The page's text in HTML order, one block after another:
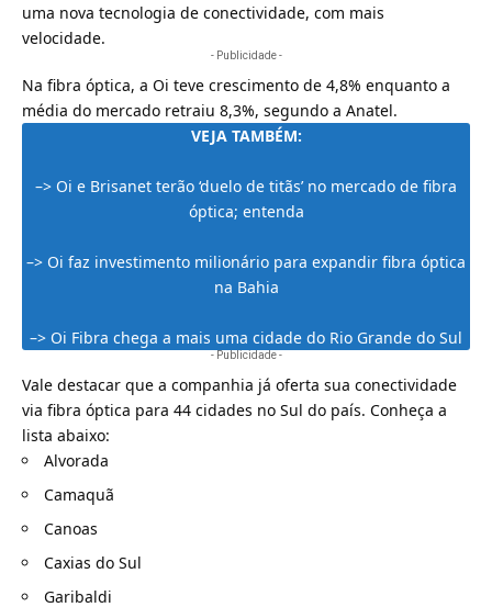
uma nova tecnologia de conectividade, com mais
velocidade.
- Publicidade -
Na fibra óptica, a Oi teve crescimento de 4,8% enquanto a
média do mercado retraiu 8,3%, segundo a Anatel.
VEJA TAMBÉM:
–> Oi e Brisanet terão ‘duelo de titãs’ no mercado de fibra
óptica; entenda
–> Oi faz investimento milionário para expandir fibra óptica
na Bahia
–> Oi Fibra chega a mais uma cidade do Rio Grande do Sul
- Publicidade -
Vale destacar que a companhia já oferta sua conectividade
via fibra óptica para 44 cidades no Sul do país. Conheça a
lista abaixo:
Alvorada
Camaquã
Canoas
Caxias do Sul
Garibaldi